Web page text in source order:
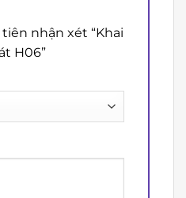
nhận xét “Khai
H06”